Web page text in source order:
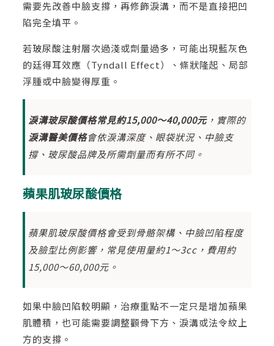
需要先改善中臉支撐，再修飾淚溝，而不是直接把凹
陷完全填平。
若玻尿酸注射層次過淺或劑量過多，可能出現藍灰色
的廷得耳效應（Tyndall Effect）、條狀隆起、局部
浮腫或中臉變得厚重。
淚溝玻尿酸價格常見約15,000～40,000元，實際的
淚溝醫美價格會依淚溝深度、眼袋狀況、中臉支
撐、玻尿酸品牌及所需劑量而有所不同。
蘋果肌玻尿酸價格
蘋果肌玻尿酸價格會受到骨骼架構、中臉凹陷程度
及臉型比例影響，常見使用量約1～3cc，費用約
15,000～60,000元。
如果中臉凹陷較明顯，治療重點不一定只是增加蘋果
肌體積，也可能需要調整顴骨下方、淚溝或法令紋上
方的支撐。